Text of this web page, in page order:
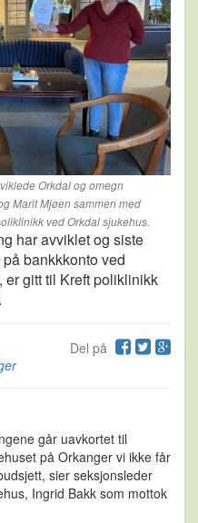
Orkdal og omegn
Marit Mjøen sammen med
ved Orkdal sjukehus.
har avviklet og siste
bankkkonto ved
er gitt til Kreft poliklinikk
Del på
går uavkortet til
på Orkanger vi ikke får
sier seksjonsleder
Ingrid Bakk som mottok